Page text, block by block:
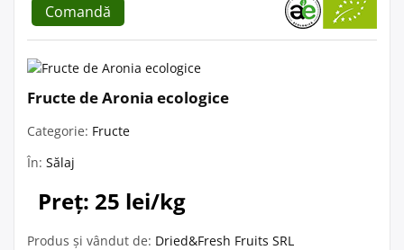
Comandă
Fructe de Aronia ecologice
Categorie: Fructe
În: Sălaj
Preț: 25 lei/kg
Produs și vândut de: Dried&Fresh Fruits SRL